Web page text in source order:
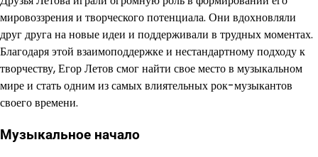
мировоззрения и творческого потенциала. Они вдохновляли
друг друга на новые идеи и поддерживали в трудных моментах.
Благодаря этой взаимоподдержке и нестандартному подходу к
творчеству, Егор Летов смог найти свое место в музыкальном
мире и стать одним из самых влиятельных рок-музыкантов
своего времени.
Музыкальное начало